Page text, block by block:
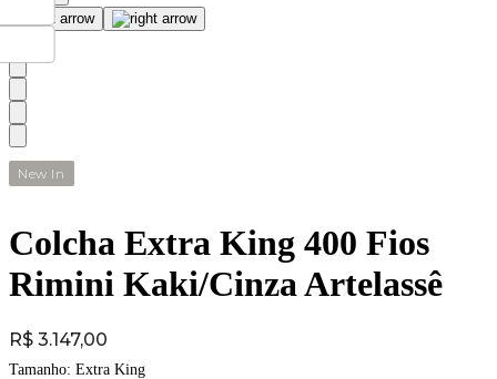
New In
Colcha Extra King 400 Fios
Rimini Kaki/Cinza Artelassê
Price:
R$ 3.147,00
Tamanho: Extra King